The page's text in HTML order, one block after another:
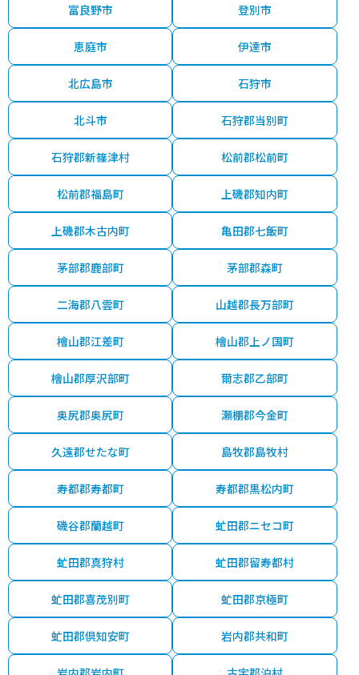
富良野市 登別市
恵庭市 伊達市
北広島市 石狩市
北斗市 石狩郡当別町
石狩郡新篠津村 松前郡松前町
松前郡福島町 上磯郡知内町
上磯郡木古内町 亀田郡七飯町
茅部郡鹿部町 茅部郡森町
二海郡八雲町 山越郡長万部町
檜山郡江差町 檜山郡上ノ国町
檜山郡厚沢部町 爾志郡乙部町
奥尻郡奥尻町 瀬棚郡今金町
久遠郡せたな町 島牧郡島牧村
寿都郡寿都町 寿都郡黒松内町
磯谷郡蘭越町 虻田郡ニセコ町
虻田郡真狩村 虻田郡留寿都村
虻田郡喜茂別町 虻田郡京極町
虻田郡倶知安町 岩内郡共和町